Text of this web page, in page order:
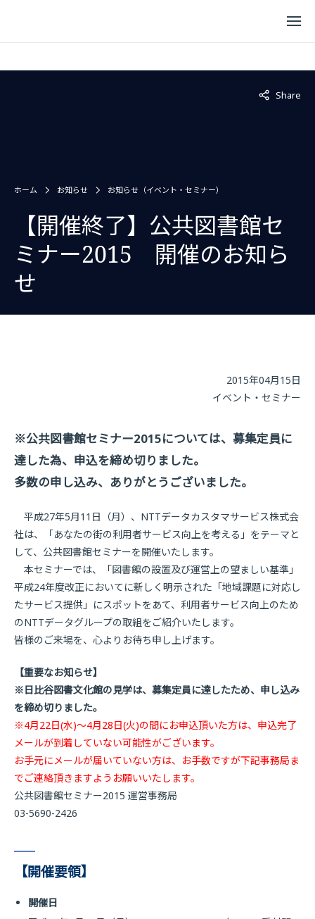
ホーム お知らせ お知らせ（イベント・セミナー）
【開催終了】公共図書館セ
ミナー2015 開催のお知ら
せ
Share
Not
2015年04月15日
イベント・セミナー
※公共図書館セミナー2015については、募集定員に
達した為、申込を締め切りました。
多数の申し込み、ありがとうございました。
平成27年5月11日（月）、NTTデータカスタマサービス株式会
社は、「あなたの街の利用者サービス向上を考える」をテーマと
して、公共図書館セミナーを開催いたします。
本セミナーでは、「図書館の設置及び運営上の望ましい基準」
平成24年度改正においてに新しく明示された「地域課題に対応し
たサービス提供」にスポットをあて、利用者サービス向上のため
のNTTデータグループの取組をご紹介いたします。
皆様のご来場を、心よりお待ち申し上げます。
【重要なお知らせ】
※日比谷図書文化館の見学は、募集定員に達したため、申し込み
を締め切りました。
※4月22日(水)〜4月28日(火)の間にお申込頂いた方は、申込完了
メールが到着していない可能性がございます。
お手元にメールが届いていない方は、お手数ですが下記事務局ま
でご連絡頂きますようお願いいたします。
公共図書館セミナー2015 運営事務局
03-5690-2426
【開催要領】
開催日